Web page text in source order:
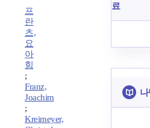
프
란
츠,
요
아
힘
;
Franz,
Joachim
;
Kreimeyer,
료
나